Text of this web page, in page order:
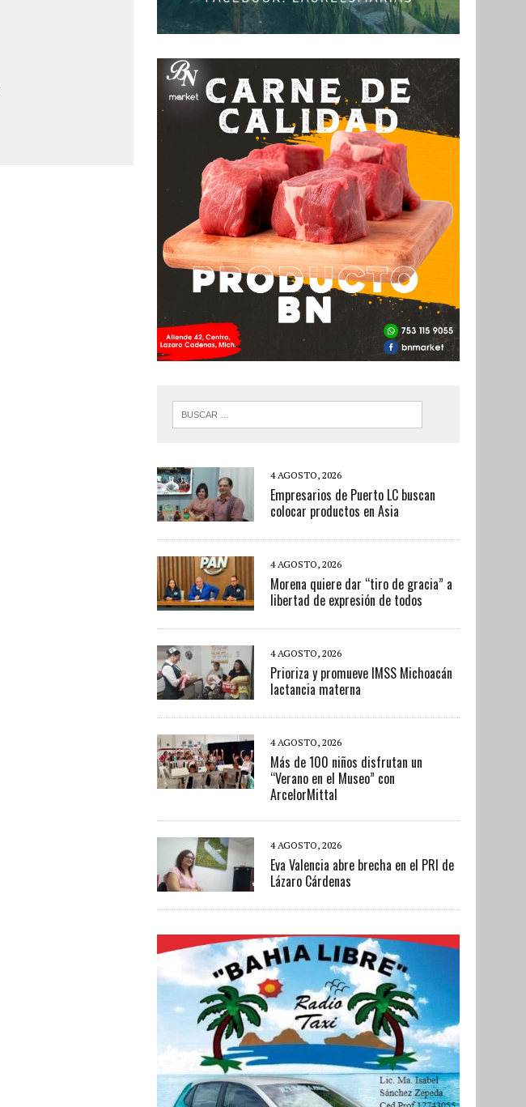
4 AGOSTO, 2026
Empresarios de Puerto LC buscan
colocar productos en Asia
4 AGOSTO, 2026
Morena quiere dar “tiro de gracia” a
libertad de expresión de todos
4 AGOSTO, 2026
Prioriza y promueve IMSS Michoacán
lactancia materna
4 AGOSTO, 2026
Más de 100 niños disfrutan un
“Verano en el Museo” con
ArcelorMittal
4 AGOSTO, 2026
Eva Valencia abre brecha en el PRI de
Lázaro Cárdenas